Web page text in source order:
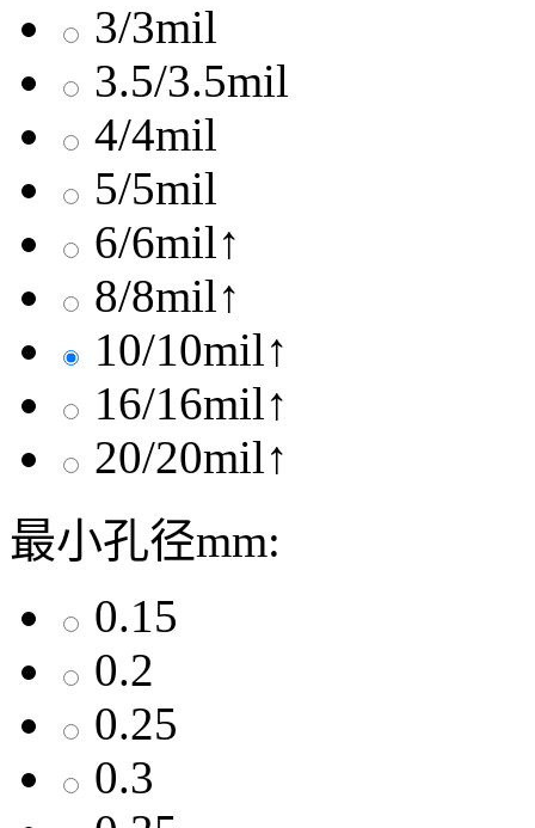
3/3mil
3.5/3.5mil
4/4mil
5/5mil
6/6mil↑
8/8mil↑
10/10mil↑
16/16mil↑
20/20mil↑
最小孔径mm:
0.15
0.2
0.25
0.3